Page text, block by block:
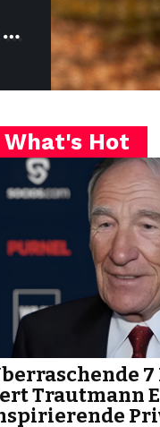
What's Hot
Trautmann